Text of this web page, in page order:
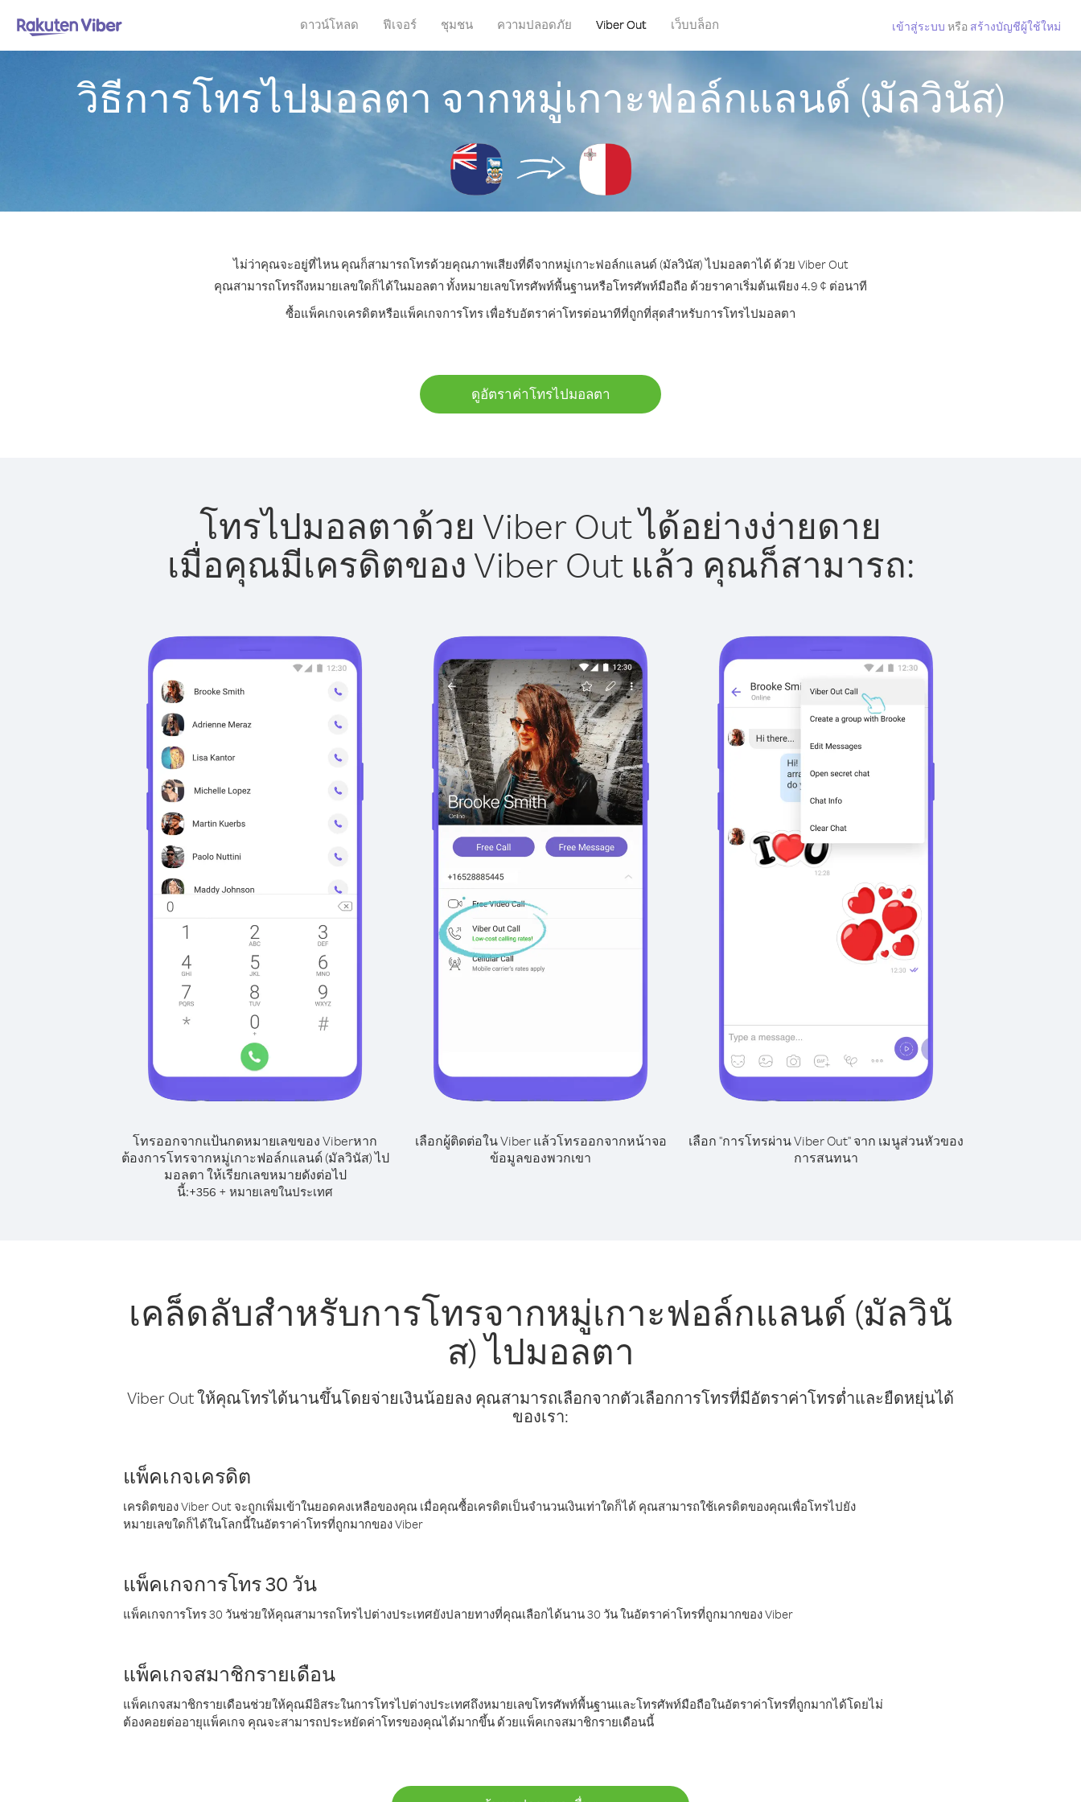
ดาวน์โหลด ฟีเจอร์ ชุมชน ความปลอดภัย Viber Out เว็บบล็อก เข้าสู่ระบบ หรือ สร้างบัญชีผู้ใช้ใหม่
วิธีการโทรไปมอลตา จากหมู่เกาะฟอล์กแลนด์ (มัลวินัส)
ไม่ว่าคุณจะอยู่ที่ไหน คุณก็สามารถโทรด้วยคุณภาพเสียงที่ดีจากหมู่เกาะฟอล์กแลนด์ (มัลวินัส) ไปมอลตาได้ ด้วย Viber Out
คุณสามารถโทรถึงหมายเลขใดก็ได้ในมอลตา ทั้งหมายเลขโทรศัพท์พื้นฐานหรือโทรศัพท์มือถือ ด้วยราคาเริ่มต้นเพียง 4.9 ¢ ต่อนาที
ซื้อแพ็คเกจเครดิตหรือแพ็คเกจการโทร เพื่อรับอัตราค่าโทรต่อนาทีที่ถูกที่สุดสำหรับการโทรไปมอลตา
ดูอัตราค่าโทรไปมอลตา
โทรไปมอลตาด้วย Viber Out ได้อย่างง่ายดาย
เมื่อคุณมีเครดิตของ Viber Out แล้ว คุณก็สามารถ:
โทรออกจากแป้นกดหมายเลขของ Viberหาก
ต้องการโทรจากหมู่เกาะฟอล์กแลนด์ (มัลวินัส) ไป
มอลตา ให้เรียกเลขหมายดังต่อไป
นี้:+356 + หมายเลขในประเทศ
เลือกผู้ติดต่อใน Viber แล้วโทรออกจากหน้าจอ
ข้อมูลของพวกเขา
เลือก "การโทรผ่าน Viber Out" จาก เมนูส่วนหัวของ
การสนทนา
เคล็ดลับสำหรับการโทรจากหมู่เกาะฟอล์กแลนด์ (มัลวินั
ส) ไปมอลตา
Viber Out ให้คุณโทรได้นานขึ้นโดยจ่ายเงินน้อยลง คุณสามารถเลือกจากตัวเลือกการโทรที่มีอัตราค่าโทรต่ำและยืดหยุ่นได้
ของเรา:
แพ็คเกจเครดิต
เครดิตของ Viber Out จะถูกเพิ่มเข้าในยอดคงเหลือของคุณ เมื่อคุณซื้อเครดิตเป็นจำนวนเงินเท่าใดก็ได้ คุณสามารถใช้เครดิตของคุณเพื่อโทรไปยัง
หมายเลขใดก็ได้ในโลกนี้ในอัตราค่าโทรที่ถูกมากของ Viber
แพ็คเกจการโทร 30 วัน
แพ็คเกจการโทร 30 วันช่วยให้คุณสามารถโทรไปต่างประเทศยังปลายทางที่คุณเลือกได้นาน 30 วัน ในอัตราค่าโทรที่ถูกมากของ Viber
แพ็คเกจสมาชิกรายเดือน
แพ็คเกจสมาชิกรายเดือนช่วยให้คุณมีอิสระในการโทรไปต่างประเทศถึงหมายเลขโทรศัพท์พื้นฐานและโทรศัพท์มือถือในอัตราค่าโทรที่ถูกมากได้โดยไม่
ต้องคอยต่ออายุแพ็คเกจ คุณจะสามารถประหยัดค่าโทรของคุณได้มากขึ้น ด้วยแพ็คเกจสมาชิกรายเดือนนี้